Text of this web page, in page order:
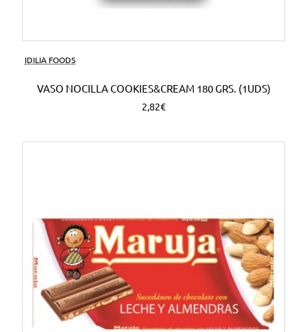
IDILIA FOODS
VASO NOCILLA COOKIES&CREAM 180 GRS. (1UDS)
2,82€